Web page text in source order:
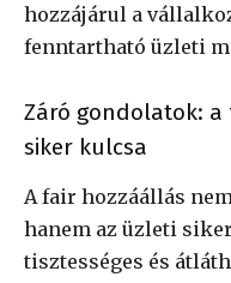
hozzájárul a
fenntartható üzleti
Záró gondolatok:
siker kulcsa
A fair hozzáállás
hanem az üzleti
tisztességes és